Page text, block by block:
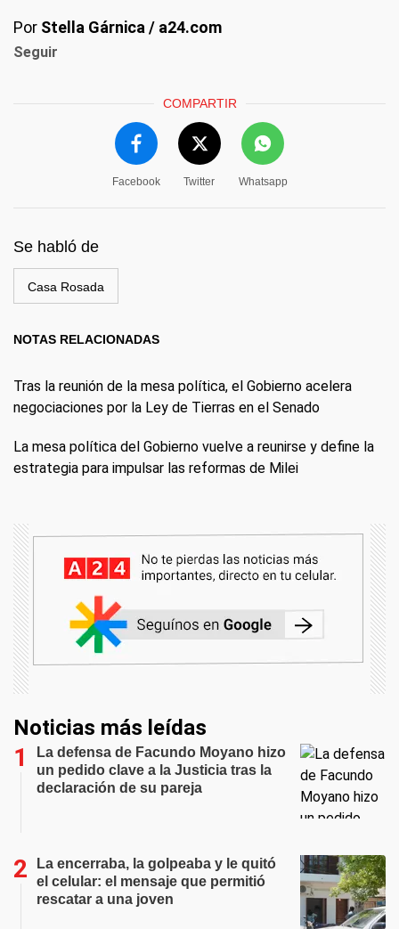
Por Stella Gárnica / a24.com
Seguir
COMPARTIR
Facebook Twitter Whatsapp
Se habló de
Casa Rosada
NOTAS RELACIONADAS
Tras la reunión de la mesa política, el Gobierno acelera
negociaciones por la Ley de Tierras en el Senado
La mesa política del Gobierno vuelve a reunirse y define la
estrategia para impulsar las reformas de Milei
Noticias más leídas
La defensa de Facundo Moyano hizo
un pedido clave a la Justicia tras la
declaración de su pareja
La encerraba, la golpeaba y le quitó
el celular: el mensaje que permitió
rescatar a una joven